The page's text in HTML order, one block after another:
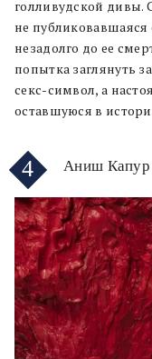
голливудской дивы.
не публиковавшаяся
незадолго до ее
попытка заглянуть
секс-символ, а
оставшуюся в
4 Аниш Капур